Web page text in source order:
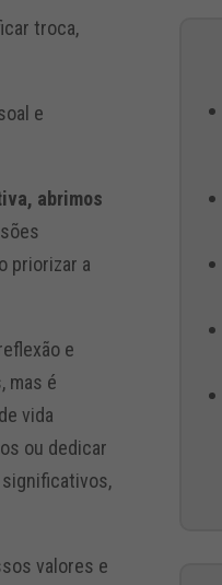
troca,
e
abrimos
priorizar a
e
mas é
vida
ou dedicar
valores e